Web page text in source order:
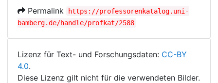
Permalink
https://professorenkatalog.uni-
bamberg.de/handle/profkat/2588
Lizenz für Text- und Forschungsdaten: CC-BY
4.0.
Diese Lizenz gilt nicht für die verwendeten Bilder.